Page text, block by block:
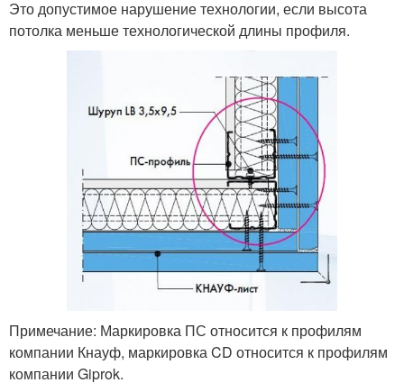
Это допустимое нарушение технологии, если высота
потолка меньше технологической длины профиля.
Примечание: Маркировка ПС относится к профилям
компании Кнауф, маркировка CD относится к профилям
компании Giprok.